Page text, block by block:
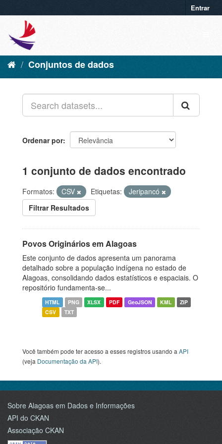
Entrar
Conjuntos de dados
Ordenar por
1 conjunto de dados encontrado
Formatos: CSV Etiquetas:
Jeripancó
Filtrar Resultados
Povos Originários em Alagoas
Este conjunto de dados apresenta um panorama
detalhado sobre a população indígena no estado de
Alagoas, consolidando dados estatísticos e espaciais. O
repositório fundamenta-se...
HTML PNG XLSX PDF GeoJSON KML
ZIP
CSV
TXT
Você também pode ter acesso a esses registros usando a API
(veja Documentação da API).
Sobre Alagoas em Dados e Informações
API do CKAN
Associação CKAN